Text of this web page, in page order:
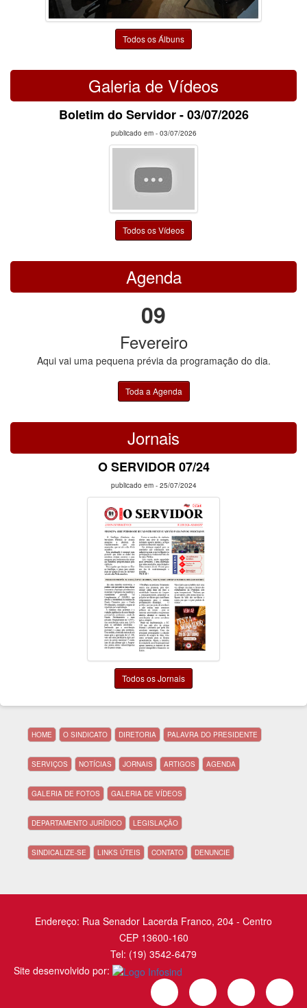
Todos os Álbuns
Galeria de Vídeos
Boletim do Servidor - 03/07/2026
publicado em - 03/07/2026
Todos os Vídeos
Agenda
09
Fevereiro
Aqui vai uma pequena prévia da programação do dia.
Toda a Agenda
Jornais
O SERVIDOR 07/24
publicado em - 25/07/2024
Todos os Jornais
HOME O SINDICATO DIRETORIA PALAVRA DO PRESIDENTE
SERVIÇOS NOTÍCIAS JORNAIS ARTIGOS AGENDA
GALERIA DE FOTOS GALERIA DE VÍDEOS
DEPARTAMENTO JURÍDICO LEGISLAÇÃO
SINDICALIZE-SE LINKS ÚTEIS CONTATO DENUNCIE
Endereço: Rua Senador Lacerda Franco, 204 - Centro
CEP 13600-160
Tel: (19) 3542-6479
Site desenvolvido por: